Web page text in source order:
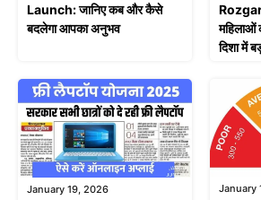
Launch: जानिए कब और कैसे
बदलेगा आपका अनुभव
Rozgar
महिलाओं
दिशा में
January 19, 2026 January